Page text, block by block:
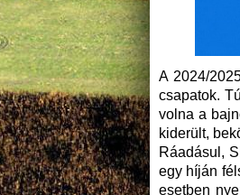
A 2024/
csapatok.
volna a
kiderült,
Ráadásul,
egy híján
esetben